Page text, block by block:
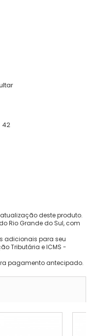
42
deste produto.
Rio Grande do Sul, com
adicionais para seu
Tributária e ICMS -
pagamento antecipado.